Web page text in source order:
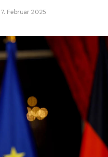
Februar 2025